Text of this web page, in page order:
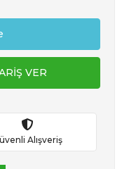
VER
Alışveriş